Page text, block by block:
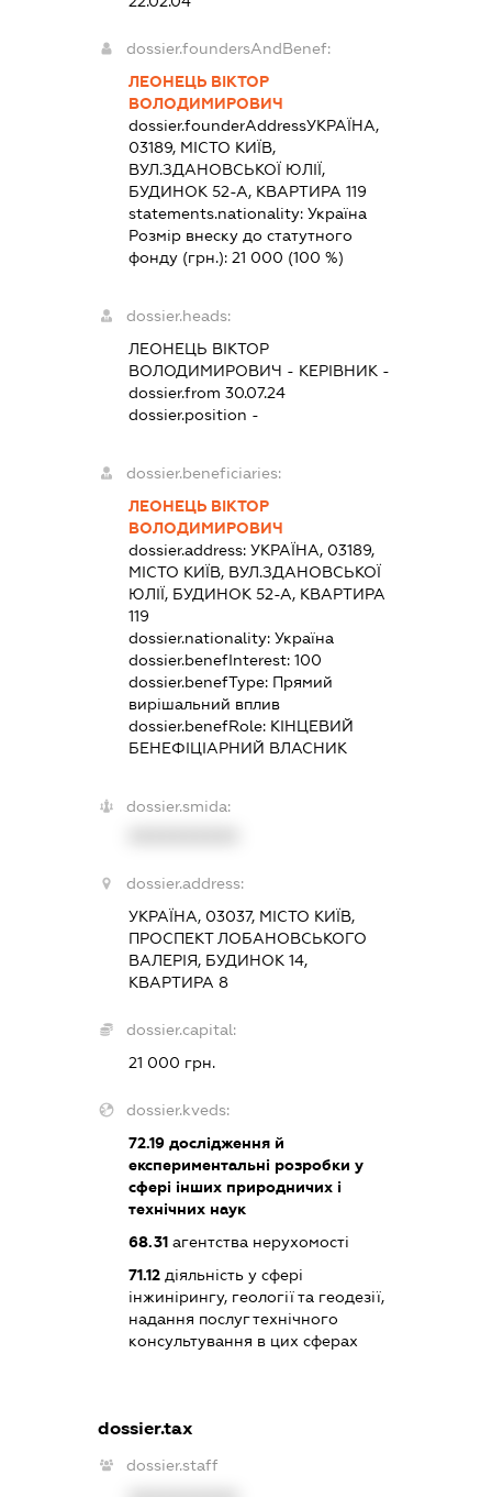
dossier.foundersAndBenef:
ЛЕОНЕЦЬ ВІКТОР
ВОЛОДИМИРОВИЧ
dossier.founderAddressУКРАЇНА,
03189, МІСТО КИЇВ,
ВУЛ.ЗДАНОВСЬКОЇ ЮЛІЇ,
БУДИНОК 52-А, КВАРТИРА 119
statements.nationality:Україна
Розмір внеску до статутного
фонду (грн.):21 000 (100 %)
dossier.heads:
ЛЕОНЕЦЬ ВІКТОР
ВОЛОДИМИРОВИЧ - КЕРІВНИК -
dossier.from 30.07.24
dossier.position -
dossier.beneficiaries:
ЛЕОНЕЦЬ ВІКТОР
ВОЛОДИМИРОВИЧ
dossier.address:УКРАЇНА, 03189,
МІСТО КИЇВ, ВУЛ.ЗДАНОВСЬКОЇ
ЮЛІЇ, БУДИНОК 52-А, КВАРТИРА
119
dossier.nationality:Україна
dossier.benefInterest:100
dossier.benefType: Прямий
вирішальний вплив
dossier.benefRole: КІНЦЕВИЙ
БЕНЕФІЦІАРНИЙ ВЛАСНИК
dossier.smida:
dossier.address:
УКРАЇНА, 03037, МІСТО КИЇВ,
ПРОСПЕКТ ЛОБАНОВСЬКОГО
ВАЛЕРІЯ, БУДИНОК 14,
КВАРТИРА 8
dossier.capital:
21 000 грн.
dossier.kveds:
72.19 дослідження й
експериментальні розробки у
сфері інших природничих і
технічних наук
68.31 агентства нерухомості
71.12 діяльність у сфері
інжинірингу, геології та геодезії,
надання послуг технічного
консультування в цих сферах
dossier.tax
dossier.staff